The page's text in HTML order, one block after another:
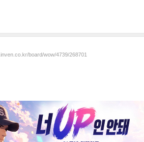
board/wow/4739/268701